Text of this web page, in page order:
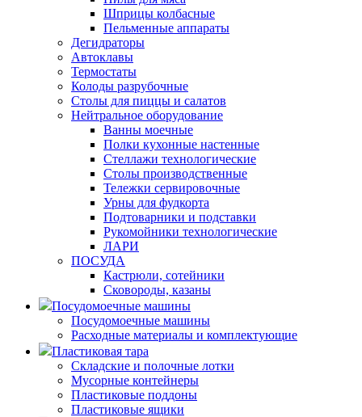
Шприцы колбасные
Пельменные аппараты
Дегидраторы
Автоклавы
Термостаты
Колоды разрубочные
Столы для пиццы и салатов
Нейтральное оборудование
Ванны моечные
Полки кухонные настенные
Стеллажи технологические
Столы производственные
Тележки сервировочные
Урны для фудкорта
Подтоварники и подставки
Рукомойники технологические
ЛАРИ
ПОСУДА
Кастрюли, сотейники
Сковороды, казаны
Посудомоечные машины
Посудомоечные машины
Расходные материалы и комплектующие
Пластиковая тара
Складские и полочные лотки
Мусорные контейнеры
Пластиковые поддоны
Пластиковые ящики